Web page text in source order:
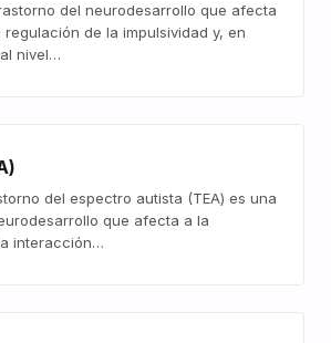
del neurodesarrollo que afecta
de la impulsividad y, en
nivel…
del espectro autista (TEA) es una
que afecta a la
interacción…